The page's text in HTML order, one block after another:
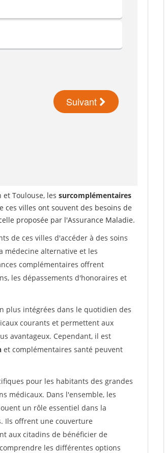
Toulouse, les surcomplémentaires
villes ont souvent des besoins de
proposée par l'Assurance Maladie.
de ces villes d'accéder à des soins
médecine alternative et les
complémentaires offrent
les dépassements d'honoraires et
plus intégrées dans le quotidien des
courants et permettent aux
avantageux. Cependant, il est
et complémentaires santé peuvent
pour les habitants des grandes
médicaux. Dans l'ensemble, les
un rôle essentiel dans la
Ils offrent une couverture
aux citadins de bénéficier de
les différentes options